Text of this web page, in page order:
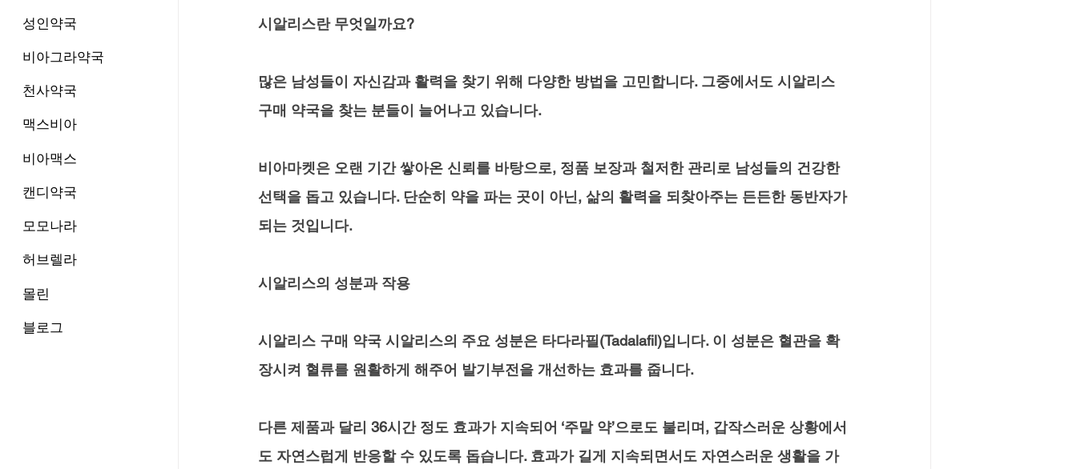
시알리스란 무엇일까요?
많은 남성들이 자신감과 활력을 찾기 위해 다양한 방법을 고민합니다. 그중에서도 시알리스
구매 약국을 찾는 분들이 늘어나고 있습니다.
비아마켓은 오랜 기간 쌓아온 신뢰를 바탕으로, 정품 보장과 철저한 관리로 남성들의 건강한
선택을 돕고 있습니다. 단순히 약을 파는 곳이 아닌, 삶의 활력을 되찾아주는 든든한 동반자가
되는 것입니다.
시알리스의 성분과 작용
시알리스 구매 약국 시알리스의 주요 성분은 타다라필(Tadalafil)입니다. 이 성분은 혈관을 확
장시켜 혈류를 원활하게 해주어 발기부전을 개선하는 효과를 줍니다.
다른 제품과 달리 36시간 정도 효과가 지속되어 ‘주말 약’으로도 불리며, 갑작스러운 상황에서
도 자연스럽게 반응할 수 있도록 돕습니다. 효과가 길게 지속되면서도 자연스러운 생활을 가
성인약국
비아그라약국
천사약국
맥스비아
비아맥스
캔디약국
모모나라
허브렐라
몰린
블로그